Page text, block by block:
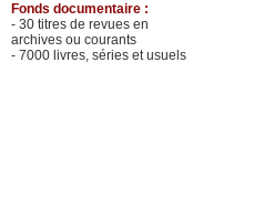
Fonds documentaire :
- 30 titres de revues en
archives ou courants
- 7000 livres, séries et usuels